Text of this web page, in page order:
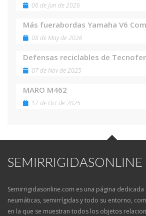
06 de Jun de 2026
Más fuerabordas Yamaha V6
08 de May de 2026
Defensas reciclables de
07 de Nov de 2025
MARO M462
17 de Oct de 2025
SEMIRRIGIDASONLINE
Semirrigidasonline.com es una página
neumáticas, semirrígidas y todo su entorno,
en la que se muestran todos los objetos